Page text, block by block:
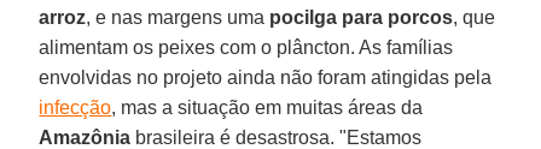
arroz, e nas margens uma pocilga para porcos, que
alimentam os peixes com o plâncton. As famílias
envolvidas no projeto ainda não foram atingidas pela
infecção, mas a situação em muitas áreas da
Amazônia brasileira é desastrosa. "Estamos